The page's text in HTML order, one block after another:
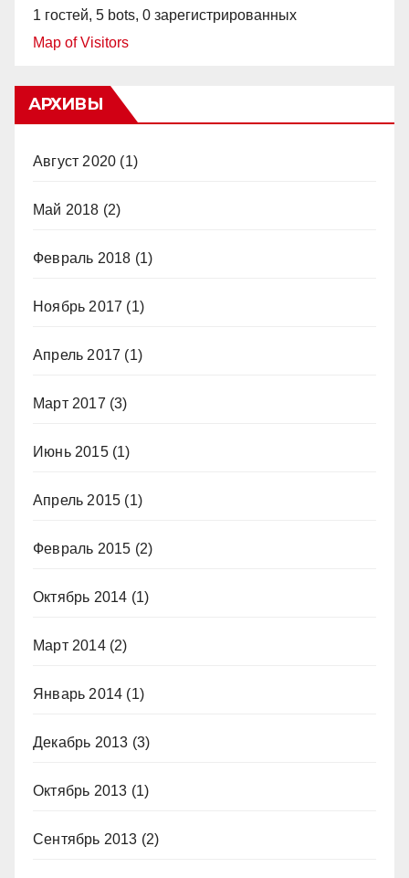
1 гостей, 5 bots, 0 зарегистрированных
Map of Visitors
АРХИВЫ
Август 2020 (1)
Май 2018 (2)
Февраль 2018 (1)
Ноябрь 2017 (1)
Апрель 2017 (1)
Март 2017 (3)
Июнь 2015(1)
Апрель 2015 (1)
Февраль 2015 (2)
Октябрь 2014 (1)
Март 2014(2)
Январь 2014 (1)
Декабрь 2013 (3)
Октябрь 2013 (1)
Сентябрь 2013 (2)